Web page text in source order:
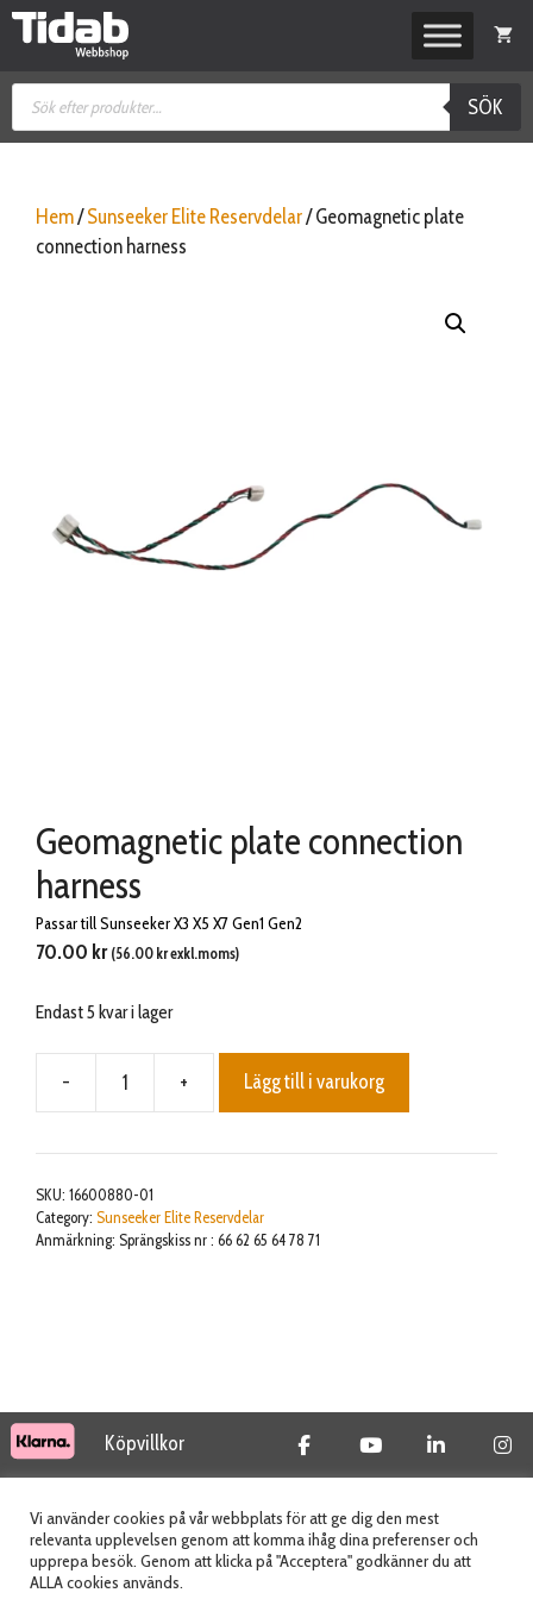
Hoppa
Produktsökning
SÖK
Hem/Sunseeker Elite Reservdelar/ Geomagnetic plate
connection harness
Geomagnetic plate connection
harness
Passar till Sunseeker X3 X5 X7 Gen1 Gen2
70.00 kr (56.00 krexkl.moms)
Endast 5 kvar i lager
-
Geomagnetic
connection
mängd
+ Lägg till i varukorg
SKU: 16600880-01
Category: Sunseeker Elite Reservdelar
Anmärkning: Sprängskiss nr : 66 62 65 64 78 71
Köpvillkor
© 2026 Tidab AB - All Rights Reserved
Vi använder cookies på vår webbplats för att ge dig den mest
relevanta upplevelsen genom att komma ihåg dina preferenser och
upprepa besök. Genom att klicka på "Acceptera" godkänner du att
ALLA cookies används.